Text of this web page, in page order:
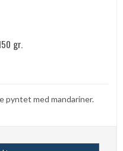
gr.
pyntet med mandariner.